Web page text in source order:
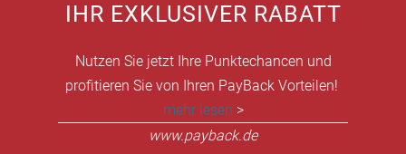
IHR EXKLUSIVER RABATT
Nutzen Sie jetzt Ihre Punktechancen und
profitieren Sie von Ihren PayBack Vorteilen!
mehr lesen >
www.payback.de